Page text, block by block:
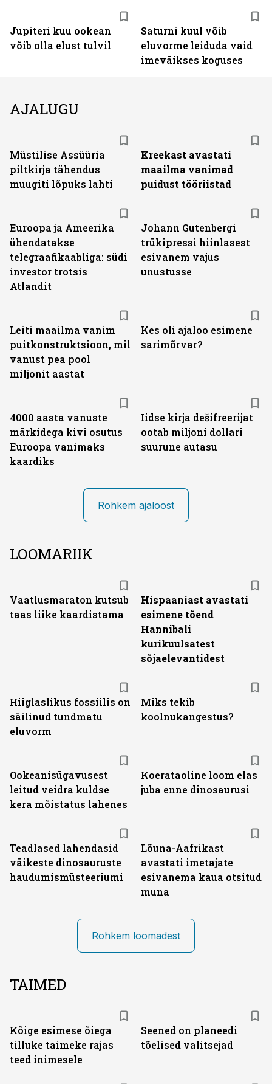
Jupiteri kuu ookean
võib olla elust tulvil
Saturni kuul võib
eluvorme leiduda vaid
imeväikses koguses
AJALUGU
Müstilise Assüüria
piltkirja tähendus
muugiti lõpuks lahti
Kreekast avastati
maailma vanimad
puidust tööriistad
Euroopa ja Ameerika
ühendatakse
telegraafikaabliga: südi
investor trotsis
Atlandit
Johann Gutenbergi
trükipressi hiinlasest
esivanem vajus
unustusse
Leiti maailma vanim
puitkonstruktsioon, mil
vanust pea pool
miljonit aastat
Kes oli ajaloo esimene
sarimõrvar?
4000 aasta vanuste
märkidega kivi osutus
Euroopa vanimaks
kaardiks
Iidse kirja dešifreerijat
ootab miljoni dollari
suurune autasu
Rohkem ajaloost
LOOMARIIK
Vaatlusmaraton kutsub
taas liike kaardistama
Hispaaniast avastati
esimene tõend
Hannibali
kurikuulsatest
sõjaelevantidest
Hiiglaslikus fossiilis on
säilinud tundmatu
eluvorm
Miks tekib
koolnukangestus?
Ookeanisügavusest
leitud veidra kuldse
kera mõistatus lahenes
Koerataoline loom elas
juba enne dinosaurusi
Teadlased lahendasid
väikeste dinosauruste
haudumismüsteeriumi
Lõuna-Aafrikast
avastati imetajate
esivanema kaua otsitud
muna
Rohkem loomadest
TAIMED
Kõige esimese õiega
tilluke taimeke rajas
teed inimesele
Seened on planeedi
tõelised valitsejad